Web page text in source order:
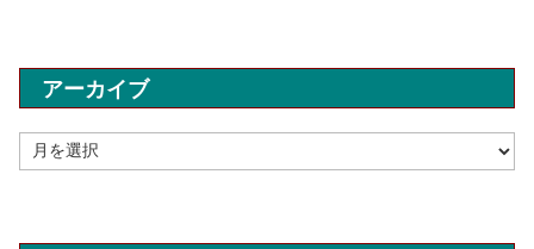
アーカイブ
ー